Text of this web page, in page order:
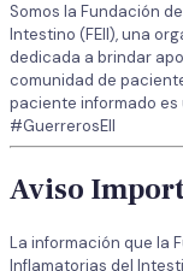
Somos la Fundación
Intestino (FEII), una
dedicada a brindar
comunidad de
paciente informado
#GuerrerosEII
Aviso
La información que la
Inflamatorias del